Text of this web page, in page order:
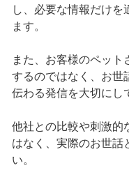
し、必要な情報だけを
ます。
また、お客様のペット
するのではなく、お世
伝わる発信を大切にし
他社との比較や刺激的
はなく、実際のお世話
い。